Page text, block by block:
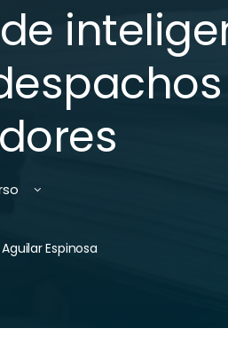
Espinosa